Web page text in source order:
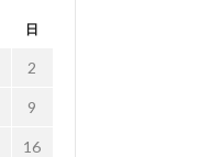
日
2
9
16